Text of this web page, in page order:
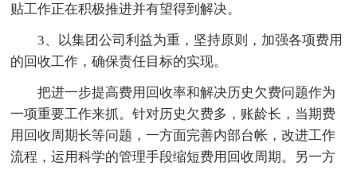
贴工作正在积极推进并有望得到解决。
3、以集团公司利益为重，坚持原则，加强各项费用
的回收工作，确保责任目标的实现。
把进一步提高费用回收率和解决历史欠费问题作为
一项重要工作来抓。针对历史欠费多，账龄长，当期费
用回收周期长等问题，一方面完善内部台帐，改进工作
流程，运用科学的管理手段缩短费用回收周期。另一方